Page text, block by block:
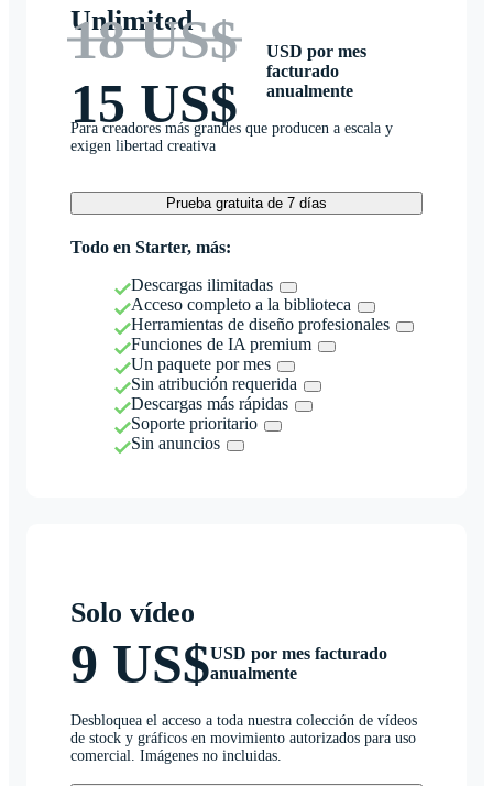
Unlimited
18 US$
15 US$
USD por mes
facturado
anualmente
Para creadores más grandes que producen a escala y
exigen libertad creativa
Prueba gratuita de 7 días
Todo en Starter, más:
Descargas ilimitadas
Acceso completo a la biblioteca
Herramientas de diseño profesionales
Funciones de IA premium
Un paquete por mes
Sin atribución requerida
Descargas más rápidas
Soporte prioritario
Sin anuncios
Solo vídeo
9 US$USD por mes facturado
anualmente
Desbloquea el acceso a toda nuestra colección de vídeos
de stock y gráficos en movimiento autorizados para uso
comercial. Imágenes no incluidas.